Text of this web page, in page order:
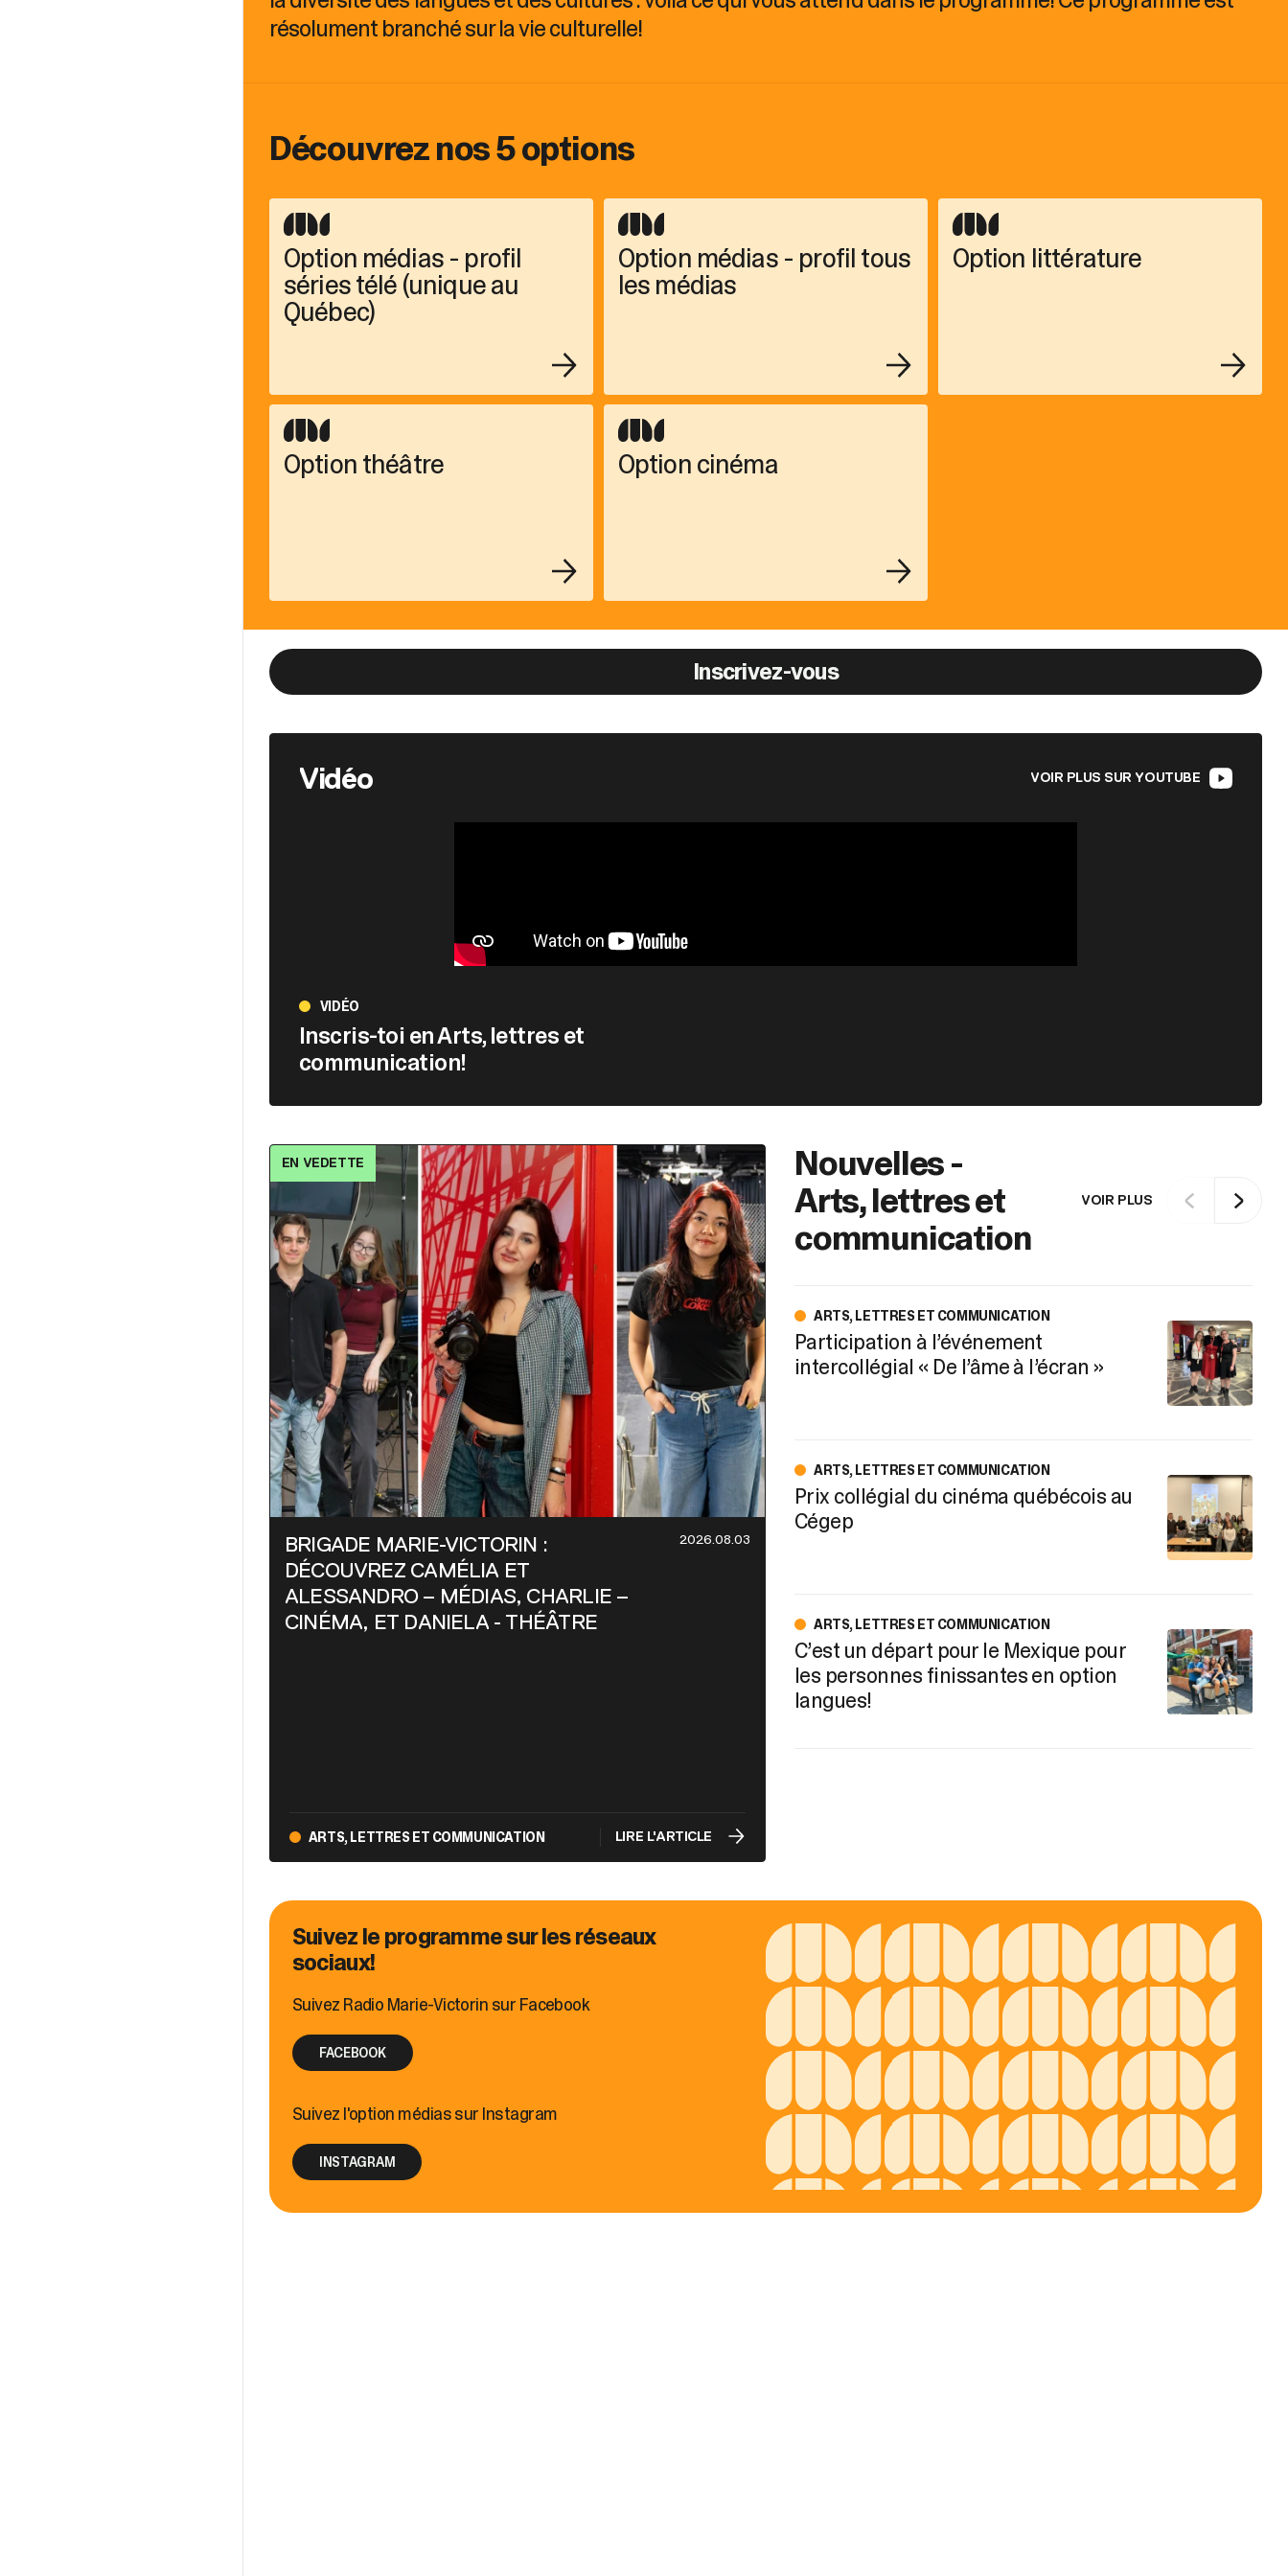
résolument branché sur la vie culturelle!
Découvrez nos 5 options
Option médias - profil
séries télé (unique au
Québec)
Option médias - profil tous
les médias
Option littérature
Option théâtre Option cinéma
Inscrivez-vous
Vidéo VOIR PLUS SUR YOUTUBE
VIDÉO
Inscris-toi en Arts, lettres et
communication!
EN VEDETTE
BRIGADE MARIE-VICTORIN :
DÉCOUVREZ CAMÉLIA ET
ALESSANDRO – MÉDIAS, CHARLIE –
CINÉMA, ET DANIELA - THÉÂTRE
2026.08.03
ARTS, LETTRES ET COMMUNICATION LIRE L'ARTICLE
Nouvelles -
Arts, lettres et
communication
VOIR PLUS
ARTS, LETTRES ET COMMUNICATION
Participation à l’événement
intercollégial « De l’âme à l’écran »
ARTS, LETTRES ET COMMUNICATION
Prix collégial du cinéma québécois au
Cégep
ARTS, LETTRES ET COMMUNICATION
C’est un départ pour le Mexique pour
les personnes finissantes en option
langues!
Suivez le programme sur les réseaux
sociaux!
Suivez Radio Marie-Victorin sur Facebook
FACEBOOK
Suivez l'option médias sur Instagram
INSTAGRAM